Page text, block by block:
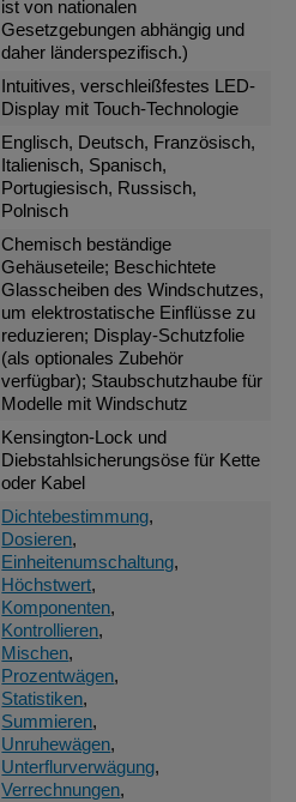
ist von nationalen
Gesetzgebungen abhängig und
daher länderspezifisch.)
Intuitives, verschleißfestes LED-
Display mit Touch-Technologie
Englisch, Deutsch, Französisch,
Italienisch, Spanisch,
Portugiesisch, Russisch,
Polnisch
Chemisch beständige
Gehäuseteile; Beschichtete
Glasscheiben des Windschutzes,
um elektrostatische Einflüsse zu
reduzieren; Display-Schutzfolie
(als optionales Zubehör
verfügbar); Staubschutzhaube für
Modelle mit Windschutz
Kensington-Lock und
Diebstahlsicherungsöse für Kette
oder Kabel
Dichtebestimmung,
Dosieren,
Einheitenumschaltung,
Höchstwert,
Komponenten,
Kontrollieren,
Mischen,
Prozentwägen,
Statistiken,
Summieren,
Unruhewägen,
Unterflurverwägung,
Verrechnungen,